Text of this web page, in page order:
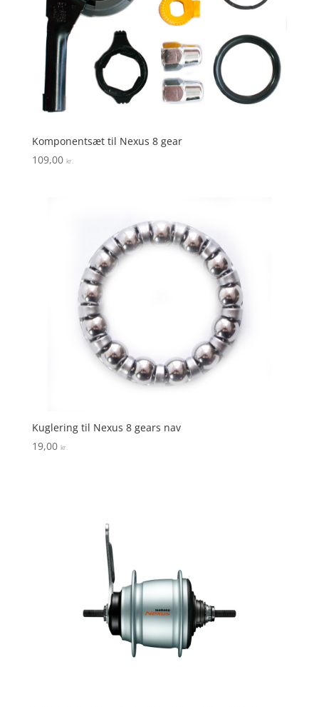
Komponentsæt til Nexus 8 gear
109,00 kr.
Kuglering til Nexus 8 gears nav
19,00 kr.